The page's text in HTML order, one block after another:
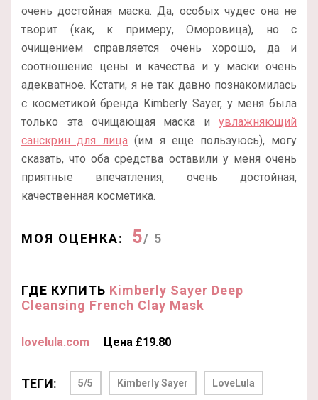
очень достойная маска. Да, особых чудес она не
творит (как, к примеру, Оморовица), но с
очищением справляется очень хорошо, да и
соотношение цены и качества и у маски очень
адекватное. Кстати, я не так давно познакомилась
с косметикой бренда Kimberly Sayer, у меня была
только эта очищающая маска и увлажняющий
санскрин для лица (им я еще пользуюсь), могу
сказать, что оба средства оставили у меня очень
приятные впечатления, очень достойная,
качественная косметика.
МОЯ ОЦЕНКА: 5/ 5
ГДЕ КУПИТЬ Kimberly Sayer Deep
Cleansing French Clay Mask
lovelula.com Цена £19.80
ТЕГИ: 5/5 Kimberly Sayer LoveLula